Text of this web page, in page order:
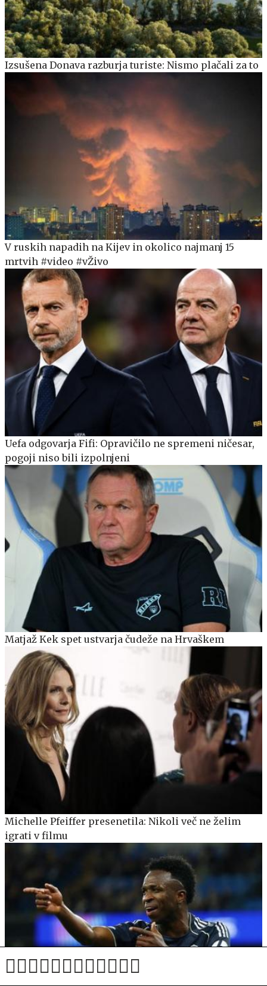
Izsušena Donava razburja turiste: Nismo plačali za to
V ruskih napadih na Kijev in okolico najmanj 15
mrtvih #video #vŽivo
Uefa odgovarja Fifi: Opravičilo ne spremeni ničesar,
pogoji niso bili izpolnjeni
Matjaž Kek spet ustvarja čudeže na Hrvaškem
Michelle Pfeiffer presenetila: Nikoli več ne želim
igrati v filmu